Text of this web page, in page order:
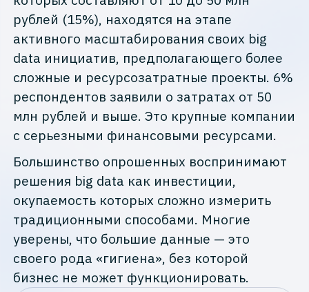
рублей (15%), находятся на этапе
активного масштабирования своих big
data инициатив, предполагающего более
сложные и ресурсозатратные проекты. 6%
респондентов заявили о затратах от 50
млн рублей и выше. Это крупные компании
с серьезными финансовыми ресурсами.
Большинство опрошенных воспринимают
решения big data как инвестиции,
окупаемость которых сложно измерить
традиционными способами. Многие
уверены, что большие данные — это
своего рода «гигиена», без которой
бизнес не может функционировать.